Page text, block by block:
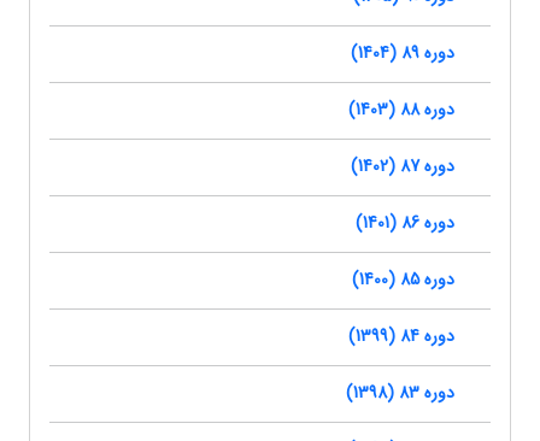
دوره 89 (1404)
دوره 88 (1403)
دوره 87 (1402)
دوره 86 (1401)
دوره 85 (1400)
دوره 84 (1399)
دوره 83 (1398)